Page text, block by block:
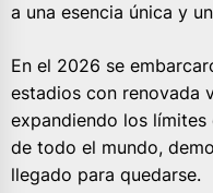
a una esencia única y
En el 2026 se
estadios con renovada
expandiendo los
de todo el mundo,
llegado para quedarse.